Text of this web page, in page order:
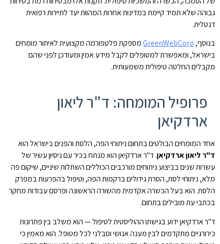
גבוהה שלא תמיד קיימת במדינות אחרות המהוות יעד לתיירות רפואית
דנטלית.
בנוסף, GreenWebCorpמספקת פלטפורמה מקצועית לאיתור מומחים
בישראל, ומאפשרת למטופלים לקבל מידע אמין ומעודכן לפני שהם
מקבלים החלטה טיפולית משמעותית.
פרופיל המומחה: ד"ר ליאון
ארדקיאן
אחד המומחים הבולטים בתחום ניתוחי הפה, הלסת והפנים בישראל הוא
ד"ר ליאון ארדקיאן. ד"ר ארדקיאן הוא מנתח בכיר עם ניסיון עשיר של
עשרות שנים בביצוע ניתוחים מורכבים הכוללים השתלות שיניים, שיקום פה
מלא, ניתוחי לסת, הסרת גידולים ברקמות הפה, וטיפול בהפרעות במפרק
הלסת. הוא בעל הכשרה אקדמית מהשורה הראשונה ופרסם עבודות מחקר
בכתבי עת מובילים בתחום.
ד"ר ארדקיאן ידוע בגישתו ההוליסטית לטיפול — הוא משלב בין פתרונות
כירורגיים מתקדמים לבין מענה אנושי וסבלני לכל מטופל. הוא מאמין כי